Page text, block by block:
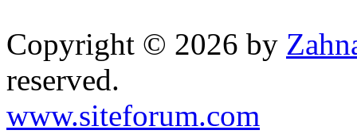
Copyright © 2026 by
reserved.
www.siteforum.com